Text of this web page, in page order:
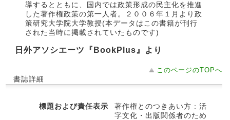
導するとともに、国内では政策形成の民主化を推進
した著作権政策の第一人者。２００６年１月より政
策研究大学院大学教授(本データはこの書籍が刊行
された当時に掲載されていたものです)
日外アソシエーツ『BookPlus』より
このページのTOPへ
書誌詳細
標題および責任表示
著作権とのつきあい方 : 活
字文化・出版関係者のため